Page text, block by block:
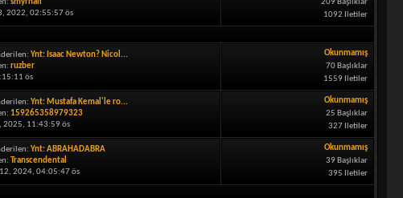
smyrnali
2022, 02:55:57 ös
209 Başlıklar
1092 Iletiler
Ynt: Isaac Newton? Nicol...
ruzber
ös
Okunmamış
70 Başlıklar
1559 Iletiler
Ynt: Mustafa Kemal'le ro...
159265358979323
2025, 11:43:59 ös
Okunmamış
25 Başlıklar
327 Iletiler
Ynt: ABRAHADABRA
Transcendental
2024, 04:05:47 ös
Okunmamış
39 Başlıklar
395 Iletiler